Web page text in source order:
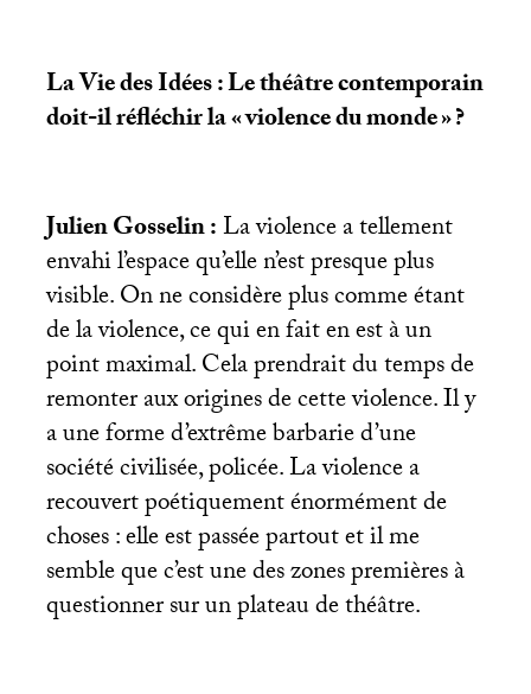
La Vie des Idées : Le théâtre contemporain
doit-il réfléchir la «violence du monde»?
Julien Gosselin :La violence a tellement
envahi l’espace qu’elle n’est presque plus
visible. On ne considère plus comme étant
de la violence, ce qui en fait en est à un
point maximal. Cela prendrait du temps de
remonter aux origines de cette violence. Il y
a une forme d’extrême barbarie d’une
société civilisée, policée. La violence a
recouvert poétiquement énormément de
choses : elle est passée partout et il me
semble que c’est une des zones premières à
questionner sur un plateau de théâtre.